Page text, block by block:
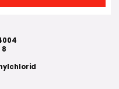
8